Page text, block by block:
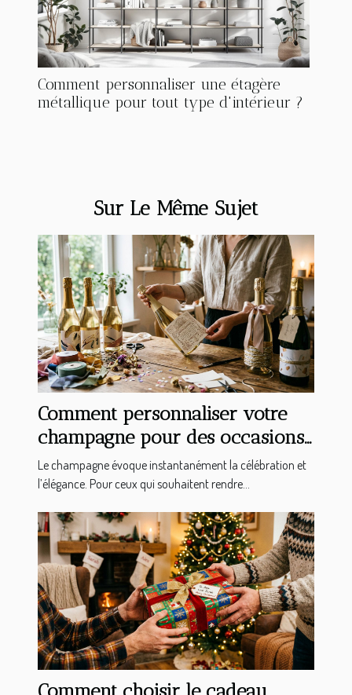
Comment personnaliser une étagère
métallique pour tout type d'intérieur ?
Sur Le Même Sujet
Comment personnaliser votre
champagne pour des occasions
spéciales ?
Le champagne évoque instantanément la célébration et
l’élégance. Pour ceux qui souhaitent rendre...